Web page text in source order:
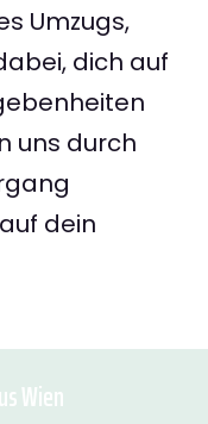
Umzugs,
dich auf
uns durch
dein
Wien